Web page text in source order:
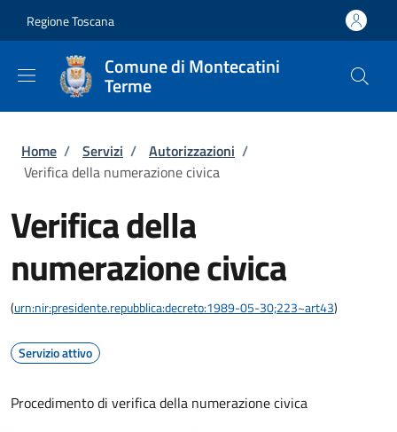
Regione Toscana
Comune di Montecatini
Terme
Briciole di pane
Home / Servizi / Autorizzazioni /
Verifica della numerazione civica
Verifica della
numerazione civica
(urn:nir:presidente.repubblica:decreto:1989-05-30;223~art43)
Servizio attivo
Procedimento di verifica della numerazione civica